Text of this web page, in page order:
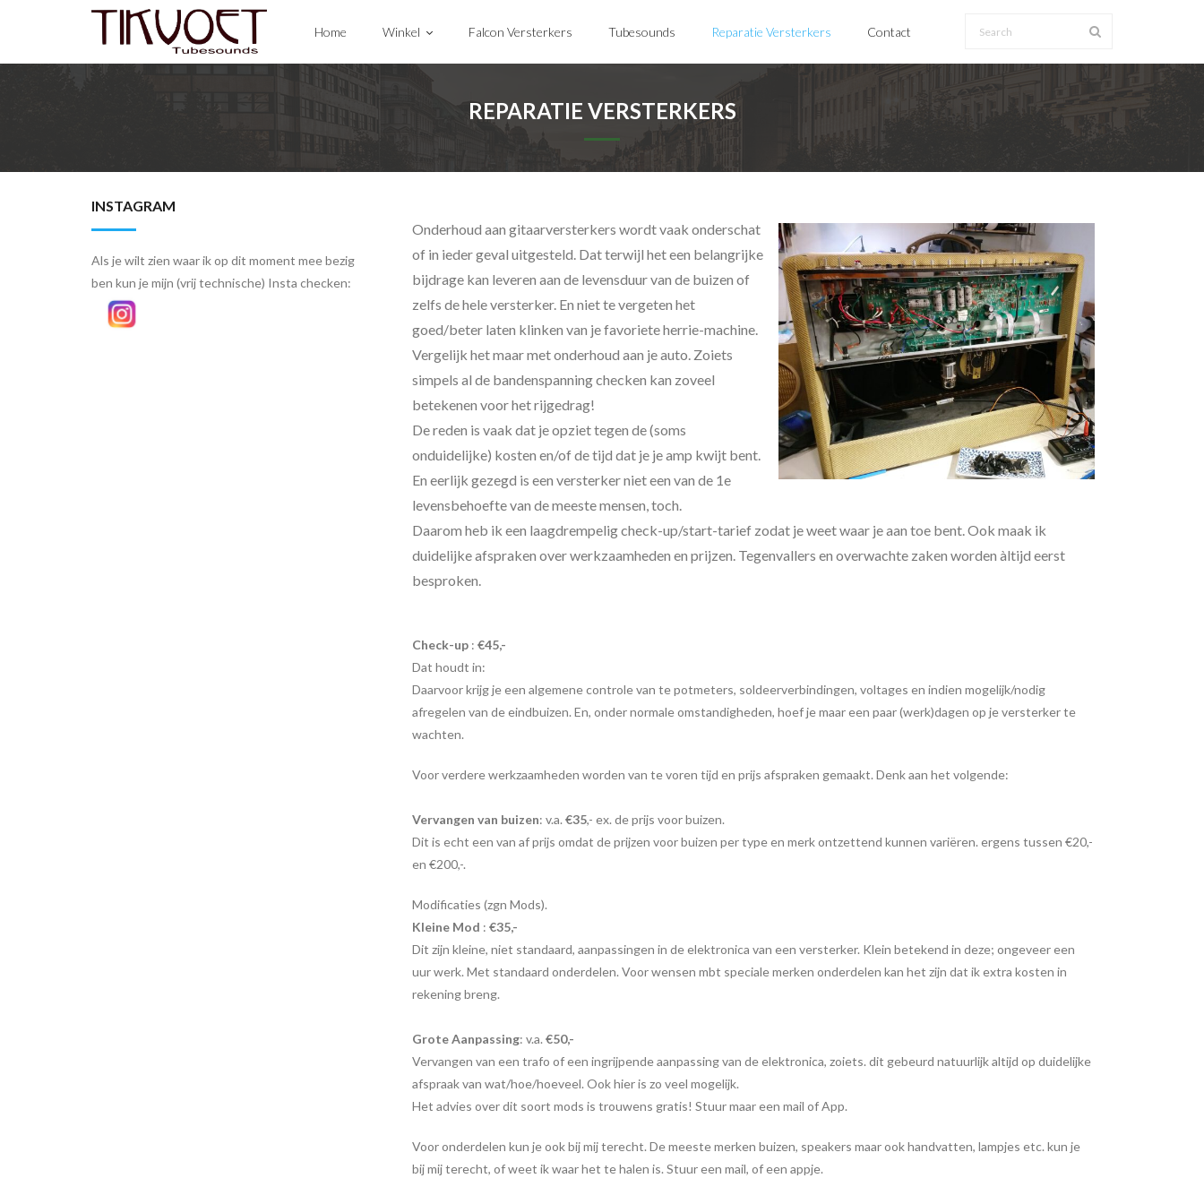
Home Winkel Falcon Versterkers Tubesounds Reparatie Versterkers Contact
REPARATIE VERSTERKERS
Onderhoud aan gitaarversterkers wordt vaak onderschat
of in ieder geval uitgesteld. Dat terwijl het een belangrijke
bijdrage kan leveren aan de levensduur van de buizen of
zelfs de hele versterker. En niet te vergeten het
goed/beter laten klinken van je favoriete herrie-machine.
Vergelijk het maar met onderhoud aan je auto. Zoiets
simpels al de bandenspanning checken kan zoveel
betekenen voor het rijgedrag!
De reden is vaak dat je opziet tegen de (soms
onduidelijke) kosten en/of de tijd dat je je amp kwijt bent.
En eerlijk gezegd is een versterker niet een van de 1e
levensbehoefte van de meeste mensen, toch.
Daarom heb ik een laagdrempelig check-up/start-tarief zodat je weet waar je aan toe bent. Ook maak ik
duidelijke afspraken over werkzaamheden en prijzen. Tegenvallers en overwachte zaken worden àltijd eerst
besproken.
Check-up : €45,-
Dat houdt in:
Daarvoor krijg je een algemene controle van te potmeters, soldeerverbindingen, voltages en indien mogelijk/nodig
afregelen van de eindbuizen. En, onder normale omstandigheden, hoef je maar een paar (werk)dagen op je versterker te
wachten.
Voor verdere werkzaamheden worden van te voren tijd en prijs afspraken gemaakt. Denk aan het volgende:
Vervangen van buizen: v.a. €35,- ex. de prijs voor buizen.
Dit is echt een van af prijs omdat de prijzen voor buizen per type en merk ontzettend kunnen variëren. ergens tussen €20,-
en €200,-.
Modificaties (zgn Mods).
Kleine Mod : €35,-
Dit zijn kleine, niet standaard, aanpassingen in de elektronica van een versterker. Klein betekend in deze; ongeveer een
uur werk. Met standaard onderdelen. Voor wensen mbt speciale merken onderdelen kan het zijn dat ik extra kosten in
rekening breng.
Grote Aanpassing: v.a. €50,-
Vervangen van een trafo of een ingrijpende aanpassing van de elektronica, zoiets. dit gebeurd natuurlijk altijd op duidelijke
afspraak van wat/hoe/hoeveel. Ook hier is zo veel mogelijk.
Het advies over dit soort mods is trouwens gratis! Stuur maar een mail of App.
Voor onderdelen kun je ook bij mij terecht. De meeste merken buizen, speakers maar ook handvatten, lampjes etc. kun je
bij mij terecht, of weet ik waar het te halen is. Stuur een mail, of een appje.
INSTAGRAM
Als je wilt zien waar ik op dit moment mee bezig
ben kun je mijn (vrij technische) Insta checken: